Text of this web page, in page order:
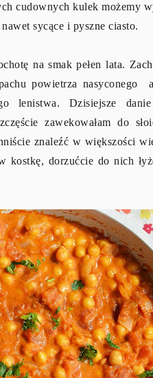
cudownych kulek możemy
sycące i pyszne ciasto.
na smak pełen lata.
powietrza nasyconego
lenistwa. Dzisiejsze danie
zawekowałam do
znaleźć w większości
dorzućcie do nich